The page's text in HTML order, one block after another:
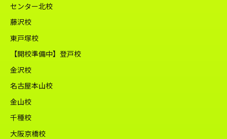
センター北校
藤沢校
東戸塚校
【開校準備中】登戸校
金沢校
名古屋本山校
金山校
千種校
大阪京橋校